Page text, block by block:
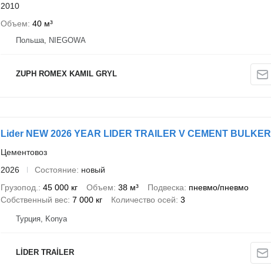
2010
Объем 40 м³
Польша, NIEGOWA
ZUPH ROMEX KAMIL GRYL
Lider NEW 2026 YEAR LIDER TRAILER V CEMENT BULKER
Цементовоз
2026
Состояние
новый
Грузопод.
45 000 кг Объем 38 м³ Подвеска
пневмо/пневмо
Собственный вес 7 000 кг Количество осей 3
Турция, Konya
LİDER TRAİLER